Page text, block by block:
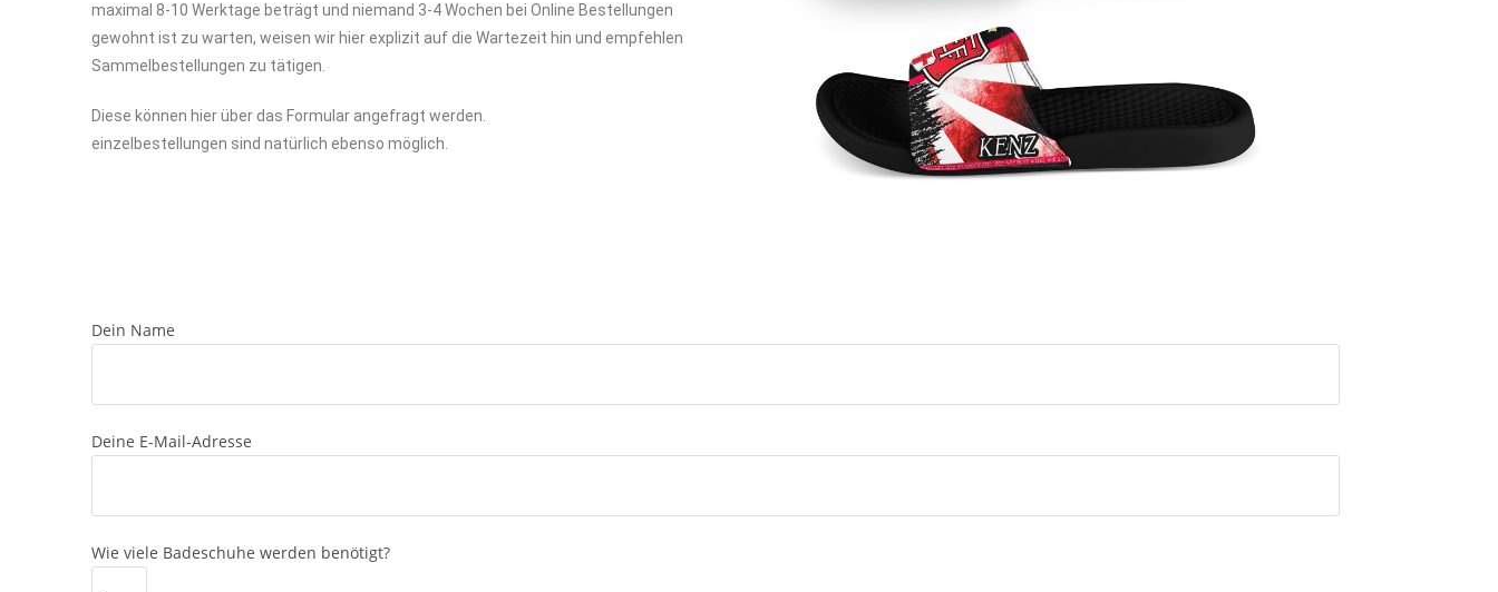
maximal 8-10 Werktage beträgt und niemand 3-4 Wochen bei Online Bestellungen
gewohnt ist zu warten, weisen wir hier explizit auf die Wartezeit hin und empfehlen
Sammelbestellungen zu tätigen.
Diese können hier über das Formular angefragt werden.
einzelbestellungen sind natürlich ebenso möglich.
Dein Name
Deine E-Mail-Adresse
Wie viele Badeschuhe werden benötigt?